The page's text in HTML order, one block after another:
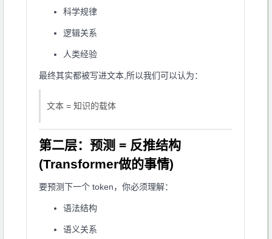
科学规律
逻辑关系
人类经验
最终其实都被写进文本,所以我们可以认为：
文本 = 知识的载体
第二层：预测 = 反推结构
(Transformer做的事情)
要预测下一个 token，你必须理解：
语法结构
语义关系